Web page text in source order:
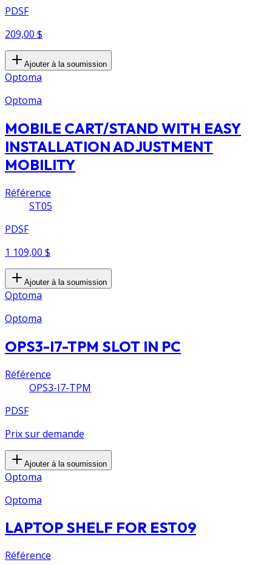
PDSF
209,00 $
Ajouter à la soumission
Optoma
Optoma
MOBILE CART/STAND WITH EASY
INSTALLATION ADJUSTMENT
MOBILITY
Référence
ST05
PDSF
1 109,00 $
Ajouter à la soumission
Optoma
Optoma
OPS3-I7-TPM SLOT IN PC
Référence
OPS3-I7-TPM
PDSF
Prix sur demande
Ajouter à la soumission
Optoma
Optoma
LAPTOP SHELF FOR EST09
Référence